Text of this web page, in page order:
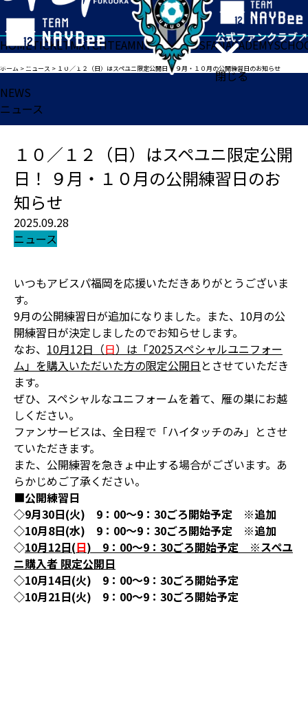
閉じる
HOMETICKETMATCHTEAMNEWSGOODSFANACADEMY
ホーム >ニュース > １０／１２（日）はスペユニ限定公開日！ ９月・１０月の公開練習日のお知らせ
NEWS
ニュース
１０／１２（日）はスペユニ限定公開
日！ ９月・１０月の公開練習日のお
知らせ
2025.09.28
ニュース
いつもアビスパ福岡を応援いただきありがとうございま
す。
9月の公開練習日が追加になりました。また、10月の公
開練習日が決定しましたのでお知らせします。
なお、 10月12日（日）は「2025スペシャルユニフォー
ム」を購入いただいた方の限定公開日 とさせていただき
ます。
ぜひ、スペシャルなユニフォームを着て、雁の巣にお越
しください。
ファンサービスは、全日程で「ハイタッチのみ」とさせ
ていただきます。
また、公開練習を急きょ中止する場合がございます。あ
らかじめご了承ください。
■公開練習日
◇9月30日(火) 9：00～9：30ごろ開始予定 ※追加
◇10月8日(水) 9：00～9：30ごろ開始予定 ※追加
◇10月12日(日) 9：00～9：30ごろ開始予定 ※スペユ
ニ購入者 限定公開日
◇10月14日(火) 9：00～9：30ごろ開始予定
◇10月21日(火) 9：00～9：30ごろ開始予定